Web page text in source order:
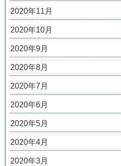
2020年11月
2020年10月
2020年9月
2020年8月
2020年7月
2020年6月
2020年5月
2020年4月
2020年3月